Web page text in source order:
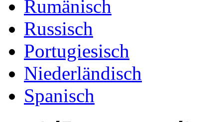
Rumänisch
Russisch
Portugiesisch
Niederländisch
Spanisch